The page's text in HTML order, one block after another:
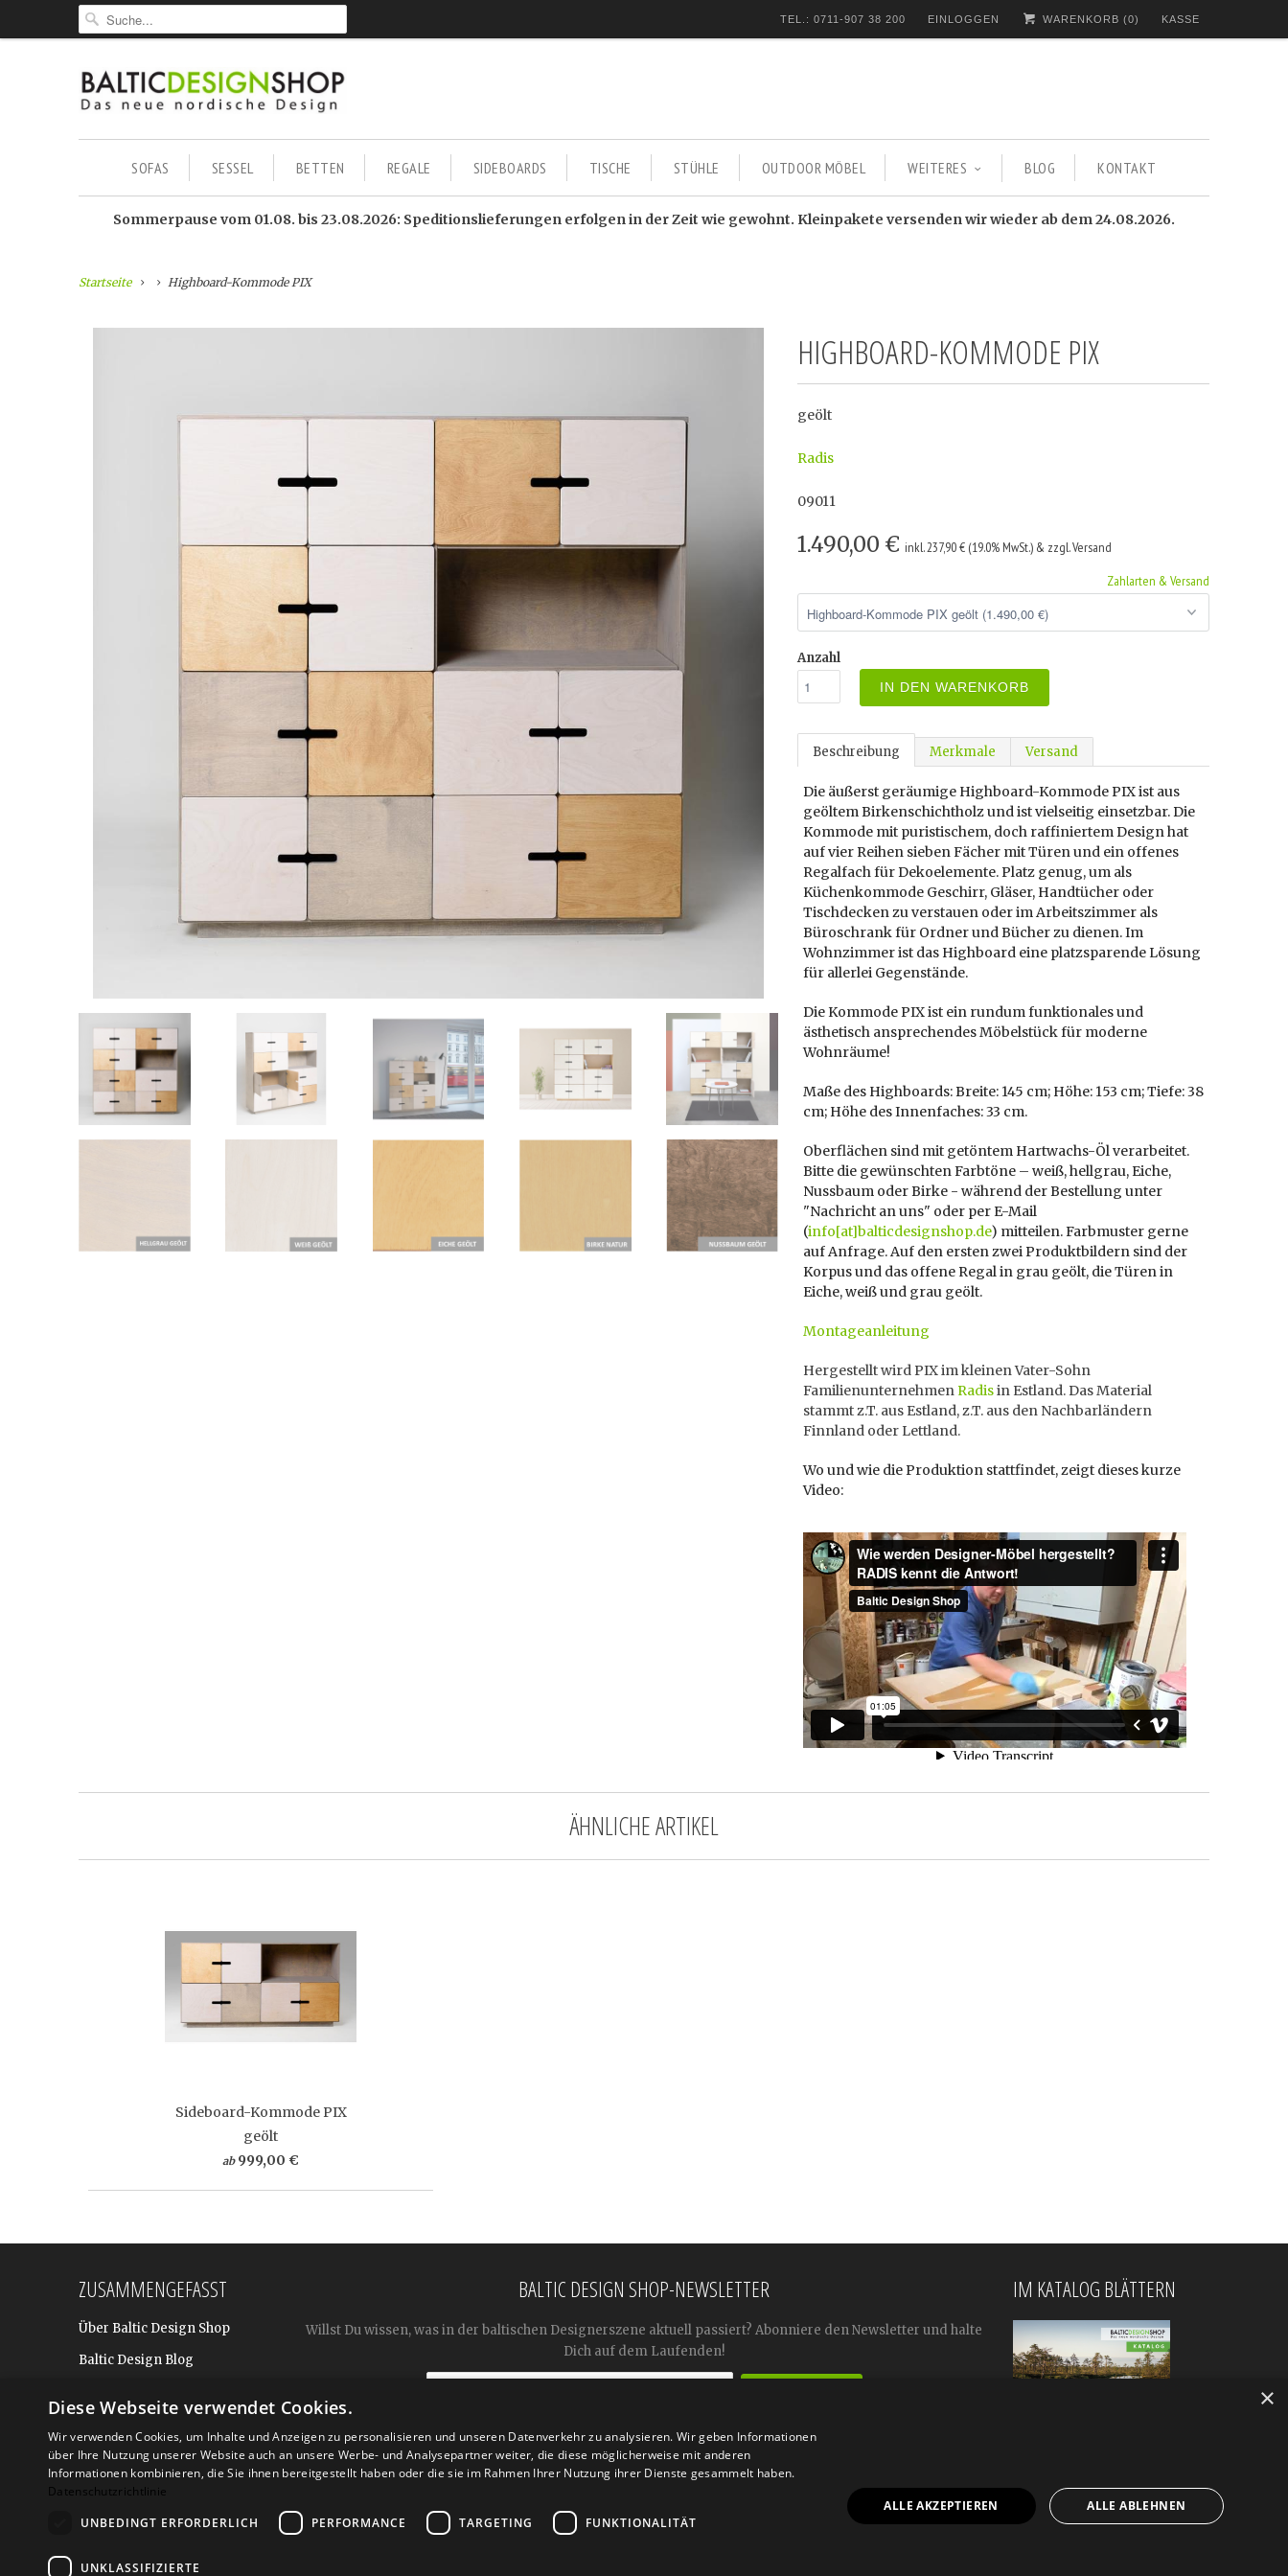
TEL.: 0711-907 38 200 EINLOGGEN WARENKORB (0) KASSE
SOFAS SESSEL BETTEN REGALE SIDEBOARDS TISCHE STÜHLE OUTDOOR MÖBEL WEITERES BLOG KONTAKT
Sommerpause vom 01.08. bis 23.08.2026: Speditionslieferungen erfolgen in der Zeit wie gewohnt. Kleinpakete versenden wir wieder ab dem 24.08.2026.
Startseite Highboard-Kommode PIX
HIGHBOARD-KOMMODE PIX
geölt
Radis
09011
1.490,00 € inkl. 237,90 € (19.0% MwSt.) & zzgl. Versand
Zahlarten & Versand
Anzahl
IN DEN WARENKORB
Beschreibung Merkmale Versand
Die äußerst geräumige Highboard-Kommode PIX ist aus
geöltem Birkenschichtholz und ist vielseitig einsetzbar. Die
Kommode mit puristischem, doch raffiniertem Design hat
auf vier Reihen sieben Fächer mit Türen und ein offenes
Regalfach für Dekoelemente. Platz genug, um als
Küchenkommode Geschirr, Gläser, Handtücher oder
Tischdecken zu verstauen oder im Arbeitszimmer als
Büroschrank für Ordner und Bücher zu dienen. Im
Wohnzimmer ist das Highboard eine platzsparende Lösung
für allerlei Gegenstände.
Die Kommode PIX ist ein rundum funktionales und
ästhetisch ansprechendes Möbelstück für moderne
Wohnräume!
Maße des Highboards: Breite: 145 cm; Höhe: 153 cm; Tiefe: 38
cm; Höhe des Innenfaches: 33 cm.
Oberflächen sind mit getöntem Hartwachs-Öl verarbeitet.
Bitte die gewünschten Farbtöne – weiß, hellgrau, Eiche,
Nussbaum oder Birke - während der Bestellung unter
"Nachricht an uns" oder per E-Mail
(info[at]balticdesignshop.de) mitteilen. Farbmuster gerne
auf Anfrage. Auf den ersten zwei Produktbildern sind der
Korpus und das offene Regal in grau geölt, die Türen in
Eiche, weiß und grau geölt.
Montageanleitung
Hergestellt wird PIX im kleinen Vater-Sohn
FamilienunternehmenRadisin Estland. Das Material
stammt z.T. aus Estland, z.T. aus den Nachbarländern
Finnland oder Lettland.
Wo und wie die Produktion stattfindet, zeigt dieses kurze
Video:
ÄHNLICHE ARTIKEL
Sideboard-Kommode PIX
geölt
ab 999,00 €
ZUSAMMENGEFASST
Über Baltic Design Shop
Baltic Design Blog
Für BtoB: Design Geschenke
Shop
BALTIC DESIGN SHOP-NEWSLETTER
Willst Du wissen, was in der baltischen Designerszene aktuell passiert? Abonniere den Newsletter und halte
Dich auf dem Laufenden!

IM KATALOG BLÄTTERN
×
Diese Webseite verwendet Cookies.
Wir verwenden Cookies, um Inhalte und Anzeigen zu personalisieren und unseren Datenverkehr zu analysieren. Wir geben Informationen
über Ihre Nutzung unserer Website auch an unsere Werbe- und Analysepartner weiter, die diese möglicherweise mit anderen
Informationen kombinieren, die Sie ihnen bereitgestellt haben oder die sie im Rahmen Ihrer Nutzung ihrer Dienste gesammelt haben.
Datenschutzrichtlinie
UNBEDINGT ERFORDERLICH
PERFORMANCE TARGETING FUNKTIONALITÄT
UNKLASSIFIZIERTE
ALLE AKZEPTIEREN ALLE ABLEHNEN